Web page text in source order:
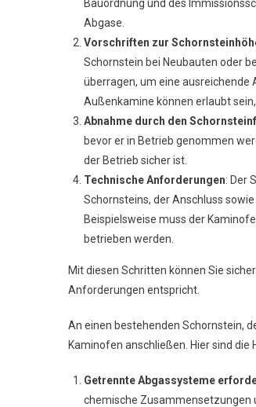
Bauordnung und des
Abgase​.
Vorschriften zur
Schornstein bei Neubauten oder
überragen, um eine
Außenkamine können erlaubt
Abnahme durch den
bevor er in Betrieb genommen
der Betrieb sicher ist.
Technische Anforderungen: Der
Schornsteins, der Anschluss
Beispielsweise muss der
betrieben werden​.
Mit diesen Schritten können Sie
Anforderungen entspricht.
An einen bestehenden Schornstein,
Kaminofen anschließen. Hier sind die
Getrennte Abgassysteme
chemische Zusammensetzungen